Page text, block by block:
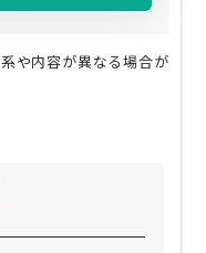
や内容が異なる場合が